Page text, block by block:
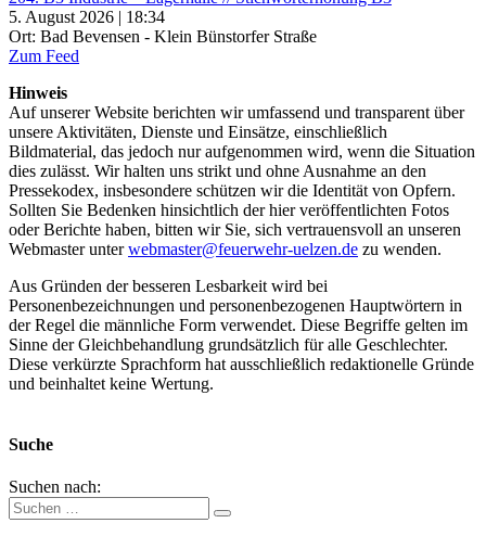
5. August 2026 | 18:34
Ort: Bad Bevensen - Klein Bünstorfer Straße
Zum Feed
Hinweis
Auf unserer Website berichten wir umfassend und transparent über
unsere Aktivitäten, Dienste und Einsätze, einschließlich
Bildmaterial, das jedoch nur aufgenommen wird, wenn die Situation
dies zulässt. Wir halten uns strikt und ohne Ausnahme an den
Pressekodex, insbesondere schützen wir die Identität von Opfern.
Sollten Sie Bedenken hinsichtlich der hier veröffentlichten Fotos
oder Berichte haben, bitten wir Sie, sich vertrauensvoll an unseren
Webmaster unterwebmaster@feuerwehr-uelzen.de zu wenden.
Aus Gründen der besseren Lesbarkeit wird bei
Personenbezeichnungen und personenbezogenen Hauptwörtern in
der Regel die männliche Form verwendet. Diese Begriffe gelten im
Sinne der Gleichbehandlung grundsätzlich für alle Geschlechter.
Diese verkürzte Sprachform hat ausschließlich redaktionelle Gründe
und beinhaltet keine Wertung.
Suche
Suchen nach: